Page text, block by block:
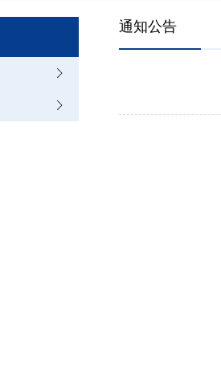
通知公告